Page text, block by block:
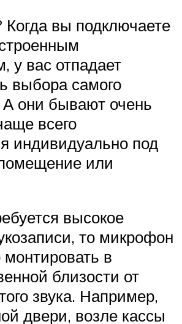
Когда вы подключаете
у вас отпадает
выбора самого
они бывают очень
всего
индивидуально под
или
высокое
то микрофон
в
близости от
звука. Например,
двери, возле кассы